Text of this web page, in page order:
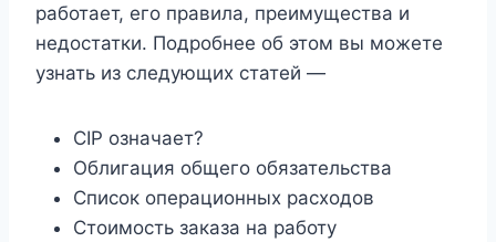
работает, его правила, преимущества и
недостатки. Подробнее об этом вы можете
узнать из следующих статей —
CIP означает?
Облигация общего обязательства
Список операционных расходов
Стоимость заказа на работу